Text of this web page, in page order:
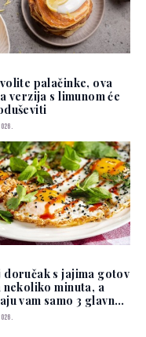
palačinke, ova
verzija s limunom će
doručak s jajima gotov
nekoliko minuta, a
vam samo 3 glavna